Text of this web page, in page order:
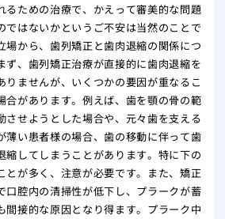
るための治療で、かえって審美的な問題
ではないかというご不安は当然のことで
場から、歯列矯正と歯肉退縮の関係につ
ず、歯列矯正治療が直接的に歯肉退縮を
りませんが、いくつかの要因が重なるこ
合があります。例えば、歯を顎の骨の範
させようとした場合や、元々歯を支える
薄い患者様の場合、歯の移動に伴って歯
縮してしまうことがあります。特に下の
とが多く、注意が必要です。また、矯正
口腔内の清掃性が低下し、プラークが蓄
間接的な原因となり得ます。プラーク中